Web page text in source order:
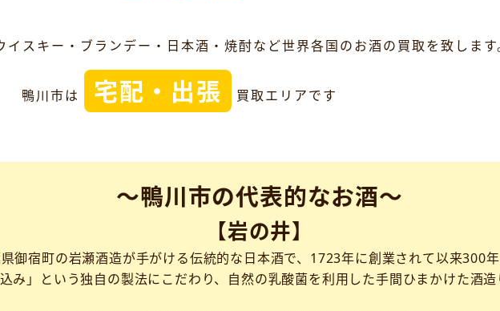
スキー・ブランデー・日本酒・焼酎など世界各国のお酒の買取を致します
鴨川市は 宅配・出張 買取エリアです
～鴨川市の代表的なお酒～
【岩の井】
御宿町の岩瀬酒造が手がける伝統的な日本酒で、1723年に創業されて以来300
み」という独自の製法にこだわり、自然の乳酸菌を利用した手間ひまかけた酒造